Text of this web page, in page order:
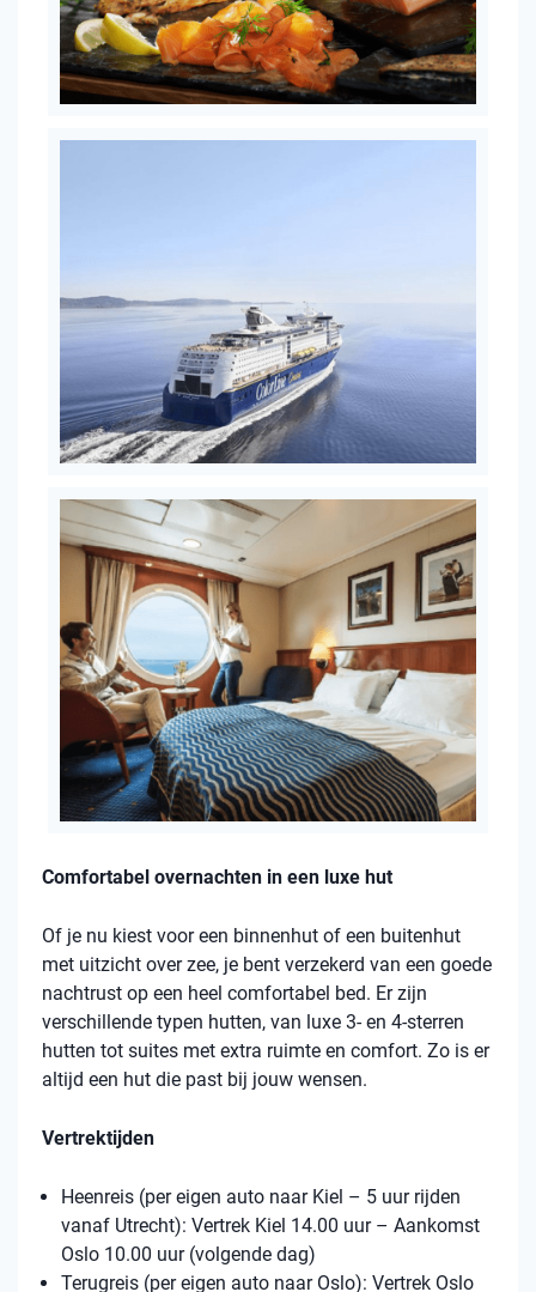
Comfortabel overnachten in een luxe hut
Of je nu kiest voor een binnenhut of een buitenhut
met uitzicht over zee, je bent verzekerd van een goede
nachtrust op een heel comfortabel bed. Er zijn
verschillende typen hutten, van luxe 3- en 4-sterren
hutten tot suites met extra ruimte en comfort. Zo is er
altijd een hut die past bij jouw wensen.
Vertrektijden
Heenreis (per eigen auto naar Kiel – 5 uur rijden
vanaf Utrecht): Vertrek Kiel 14.00 uur – Aankomst
Oslo 10.00 uur (volgende dag)
Terugreis (per eigen auto naar Oslo): Vertrek Oslo